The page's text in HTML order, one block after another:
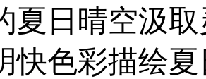
夏日晴空汲
快色彩描绘